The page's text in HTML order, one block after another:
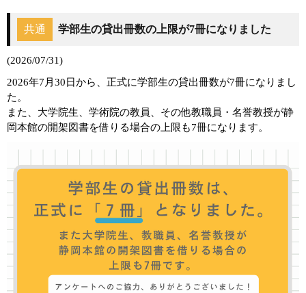
共通 学部生の貸出冊数の上限が7冊になりました
(2026/07/31)
2026年7月30日から、正式に学部生の貸出冊数が7冊になりまし
た。
また、大学院生、学術院の教員、その他教職員・名誉教授が静
岡本館の開架図書を借りる場合の上限も7冊になります。